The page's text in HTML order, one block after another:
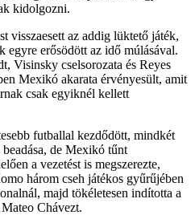
kidolgozni.
visszaesett az addig lüktető játék,
egyre erősödött az idő múlásával.
Visinsky cselsorozata és Reyes
Mexikó akarata érvényesült, amit
csak egyiknél kellett
futballal kezdődött, mindkét
de Mexikó tűnt
a vezetést is megszerezte,
három cseh játékos gyűrűjében
majd tökéletesen indította a
Chávezt.